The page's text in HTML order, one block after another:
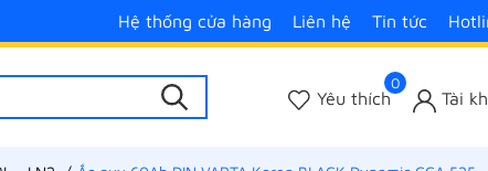
Hệ thống cửa hàng Liên hệ Tin tức
0
Yêu thích Tài